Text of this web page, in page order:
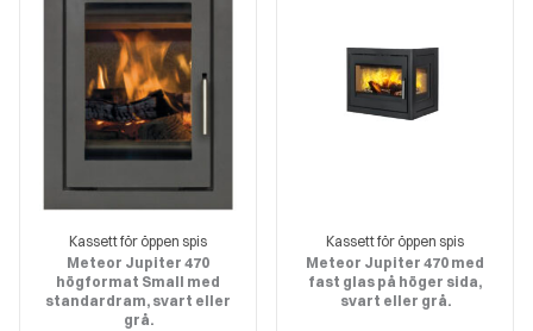
Kassett för öppen spis
Meteor Jupiter 470
högformat Small med
standardram, svart eller
grå.
Kassett för öppen spis
Meteor Jupiter 470 med
fast glas på höger sida,
svart eller grå.